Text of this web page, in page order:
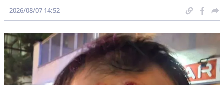
2026/08/07 14:52